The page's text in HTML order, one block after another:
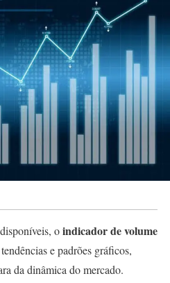
oindicador de volume
e padrões gráficos,
da dinâmica do mercado.